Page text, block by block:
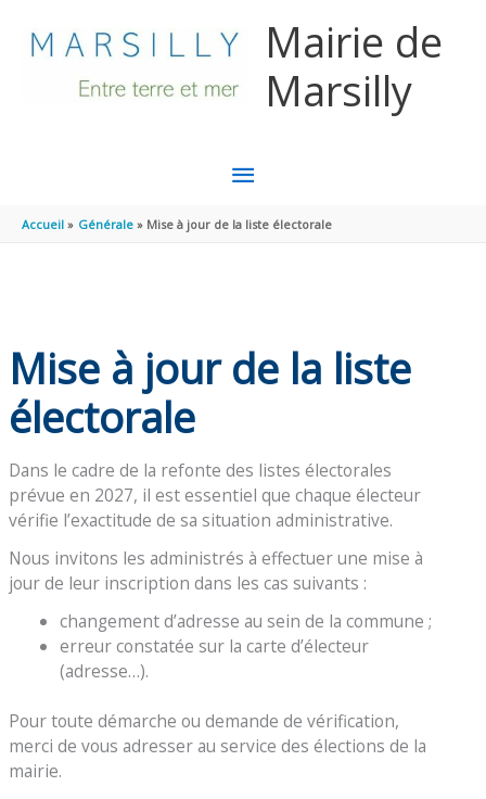
Mairie de
Marsilly
MENU
PRINCIPAL
Accueil Générale Mise à jour de la liste électorale
Mise à jour de la liste
électorale
Dans le cadre de la refonte des listes électorales
prévue en 2027, il est essentiel que chaque électeur
vérifie l’exactitude de sa situation administrative.
Nous invitons les administrés à effectuer une mise à
jour de leur inscription dans les cas suivants :
changement d’adresse au sein de la commune ;
erreur constatée sur la carte d’électeur
(adresse…).
Pour toute démarche ou demande de vérification,
merci de vous adresser au service des élections de la
mairie.